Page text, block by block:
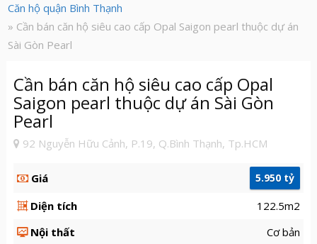
Căn hộ quận Bình Thạnh
» Cần bán căn hộ siêu cao cấp Opal Saigon pearl thuộc dự án
Sài Gòn Pearl
Cần bán căn hộ siêu cao cấp Opal
Saigon pearl thuộc dự án Sài Gòn
Pearl
92 Nguyễn Hữu Cảnh, P.19, Q.Bình Thạnh, Tp.HCM
Giá 5.950 tỷ
Diện tích
122.5m2
Nội thất
Cơ bản